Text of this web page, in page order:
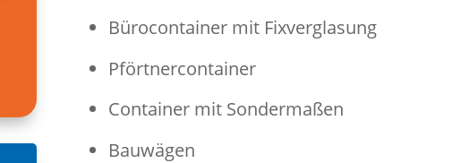
Bürocontainer mit Fixverglasung
Pförtnercontainer
Container mit Sondermaßen
Bauwägen